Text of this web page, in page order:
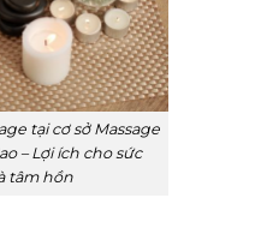
tại cơ sở Massage
– Lợi ích cho sức
tâm hồn